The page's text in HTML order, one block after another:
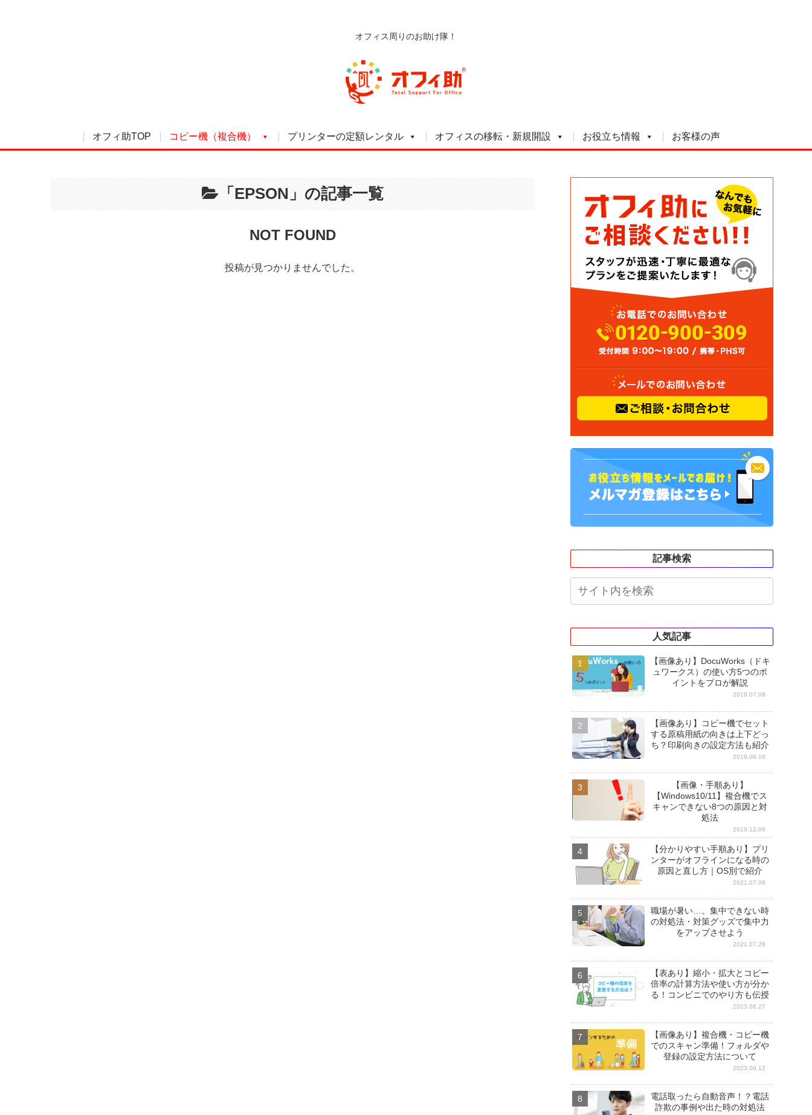
オフィス周りのお助け隊！
オフィ助TOP コピー機（複合機） プリンターの定額レンタル オフィスの移転・新規開設 お役立ち情報 お客様の声
「EPSON」の記事一覧
NOT FOUND
投稿が見つかりませんでした。
記事検索
人気記事
【画像あり】DocuWorks（ドキ
ュワークス）の使い方5つのポ
イントをプロが解説
2019.07.08
【画像あり】コピー機でセット
する原稿用紙の向きは上下どっ
ち？印刷向きの設定方法も紹介
2019.09.16
【画像・手順あり】
【Windows10/11】複合機でス
キャンできない8つの原因と対
処法
2019.12.06
【分かりやすい手順あり】プリ
ンターがオフラインになる時の
原因と直し方｜OS別で紹介
2021.07.08
職場が暑い…。集中できない時
の対処法・対策グッズで集中力
をアップさせよう
2021.07.28
【表あり】縮小・拡大とコピー
倍率の計算方法や使い方が分か
る！コンビニでのやり方も伝授
2023.06.27
【画像あり】複合機・コピー機
でのスキャン準備！フォルダや
登録の設定方法について
2023.09.12
電話取ったら自動音声！？電話
詐欺の事例や出た時の対処法